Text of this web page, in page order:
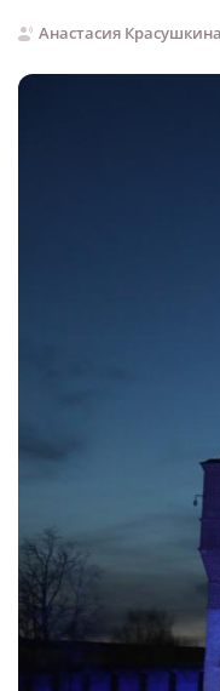
Анастасия Красушкина